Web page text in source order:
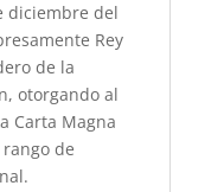
diciembre del
Rey
de la
otorgando al
Carta Magna
de